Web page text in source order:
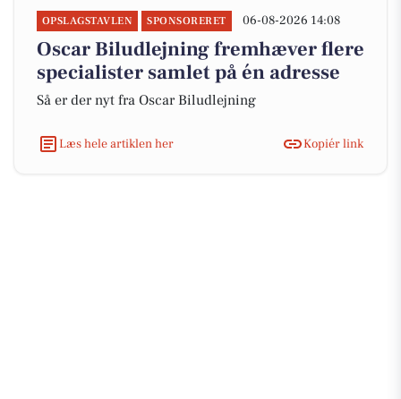
OPSLAGSTAVLEN SPONSORERET 06-08-2026 14:08
Oscar Biludlejning fremhæver flere
specialister samlet på én adresse
Så er der nyt fra Oscar Biludlejning
Læs hele artiklen her Kopiér link